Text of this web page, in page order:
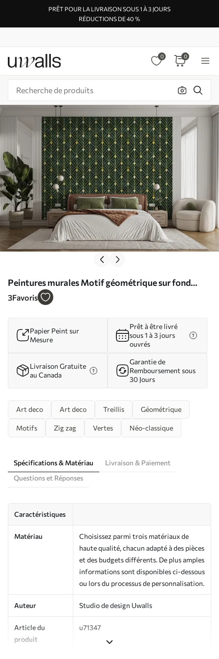
PRÊT POUR LA LIVRAISON SOUS 1 À 3 JOURS
RÉDUCTIONS DE 40 %
0 0
Peintures murales Motif géométrique sur fond
émeraude Nr. u71347
3Favoris
Papier Peint sur
Mesure
Prêt à être livré
sous 1 à 3 jours
ouvrés
Livraison Gratuite
au Canada
Garantie de
Remboursement sous
30 Jours
Art deco Art deco Treillis Géométrique
Motifs Zig zag Vertes Néo-classique
Spécifications & Matériau
Livraison & Paiement
Questions et Réponses
Caractéristiques
Matériau
Choisissez parmi trois matériaux de
haute qualité, chacun adapté à des pièces
et des budgets différents. De plus amples
informations sont disponibles ci-dessous
ou lors du processus de personnalisation.
Auteur Studio de design Uwalls
Article du
produit
u71347